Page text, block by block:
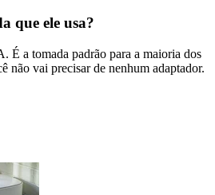
que ele usa?
É a tomada padrão para a maioria dos
não vai precisar de nenhum adaptador.